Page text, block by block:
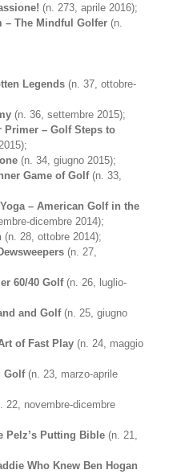
(n. 273, aprile 2016);
– The Mindful Golfer (n.
Legends (n. 37, ottobre-
(n. 36, settembre 2015);
Primer – Golf Steps to
(n. 34, giugno 2015);
Game of Golf(n. 33,
– American Golf in the
dicembre 2014);
(n. 28, ottobre 2014);
(n. 27,
60/40 Golf(n. 26, luglio-
and Golf(n. 25, giugno
of Fast Play (n. 24, maggio
Golf(n. 23, marzo-aprile
22, novembre-dicembre
Pelz’s Putting Bible (n. 21,
Who Knew Ben Hogan